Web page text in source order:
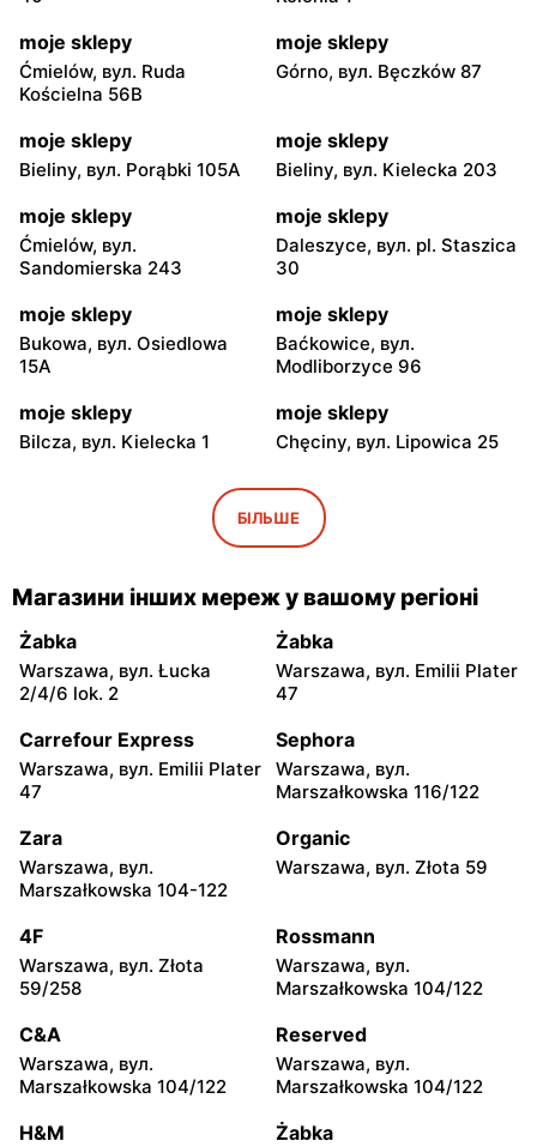
moje sklepy
Ćmielów, вул. Ruda
Kościelna 56B
moje sklepy
Górno, вул. Bęczków 87
moje sklepy
Bieliny, вул. Porąbki 105A
moje sklepy
Bieliny, вул. Kielecka 203
moje sklepy
Ćmielów, вул.
Sandomierska 243
moje sklepy
Daleszyce, вул. pl. Staszica
30
moje sklepy
Bukowa, вул. Osiedlowa
15A
moje sklepy
Baćkowice, вул.
Modliborzyce 96
moje sklepy
Bilcza, вул. Kielecka 1
moje sklepy
Chęciny, вул. Lipowica 25
Iwaniska, вул. Ujazdowska
moje sklepy
Bogoria, вул. Rynek 30
moje sklepy
Gorzyce, вул. Szkolna 44
moje sklepy
Grębów, вул. Wydrza 180
moje sklepy
Jadachy, вул. Jadachy 111
moje sklepy
Jeżowe, вул. Zalesie 77
moje sklepy
Kazimierza Wielka, вул.
Kolejowa 15
moje sklepy
Kamień, вул. Błonie 23
moje sklepy
Górki, вул. Górki 71
moje sklepy
Gumniska, вул. Gumniska
moje sklepy
Iwierzyce, вул. Iwierzyce
152A
moje sklepy
Tczew, вул. Franciszka
Żwirki 61
moje sklepy
Hyżne, вул. Hyżne 100
moje sklepy
Jarosław, вул. Pełkińska
147
moje sklepy moje sklepy
БІЛЬШЕ
Магазини інших мереж у вашому регіоні
Żabka
Warszawa, вул. Łucka
2/4/6 lok. 2
Żabka
Warszawa, вул. Emilii Plater
47
Carrefour Express
Warszawa, вул. Emilii Plater
47
Sephora
Warszawa, вул.
Marszałkowska 116/122
Zara
Warszawa, вул.
Marszałkowska 104-122
Organic
Warszawa, вул. Złota 59
4F
Warszawa, вул. Złota
59/258
Rossmann
Warszawa, вул.
Marszałkowska 104/122
C&A
Warszawa, вул.
Marszałkowska 104/122
Reserved
Warszawa, вул.
Marszałkowska 104/122
H&M Żabka